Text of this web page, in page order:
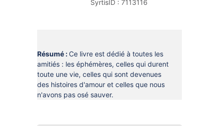
MAO - MUSIQUE ASSISTÉE PAR
ORDINATEUR
PORTAGE À DOMICILE
BOÎTES DE RETOUR 24H/24
MON COMPTE LECTEUR
POUR LES PROS
SyrtisID : 7113116
Résumé : Ce livre est dédié à toutes les
amitiés : les éphémères, celles qui durent
toute une vie, celles qui sont devenues
des histoires d'amour et celles que nous
n'avons pas osé sauver.